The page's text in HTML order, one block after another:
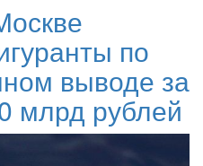
по
выводе за
млрд рублей